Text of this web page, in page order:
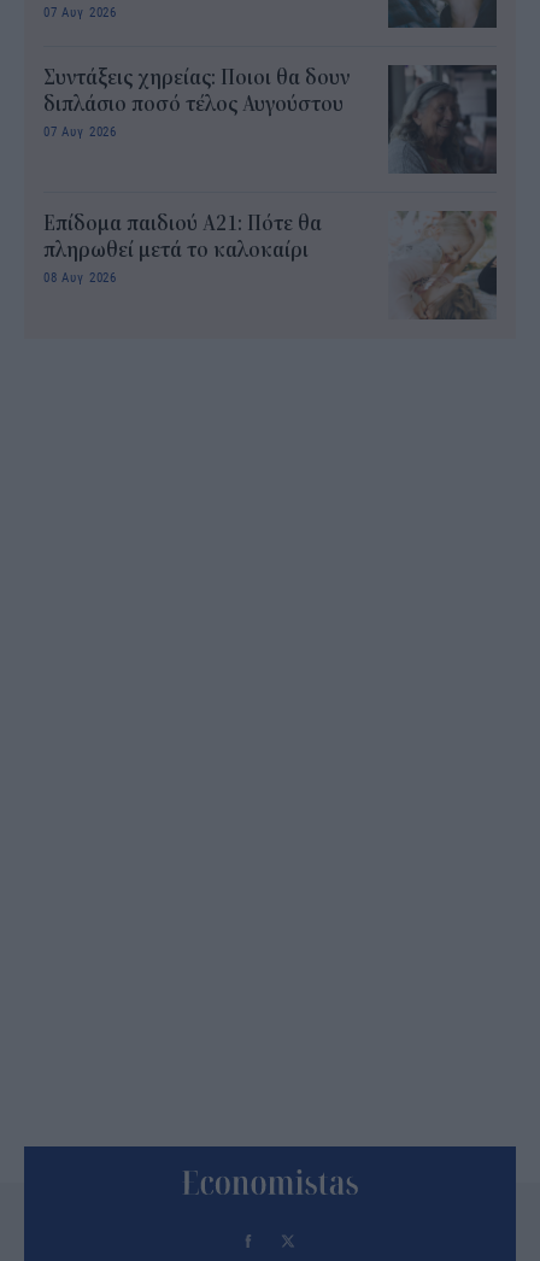
07 Αυγ 2026
Συντάξεις χηρείας: Ποιοι θα δουν
διπλάσιο ποσό τέλος Αυγούστου
07 Αυγ 2026
Επίδομα παιδιού Α21: Πότε θα
πληρωθεί μετά το καλοκαίρι
08 Αυγ 2026